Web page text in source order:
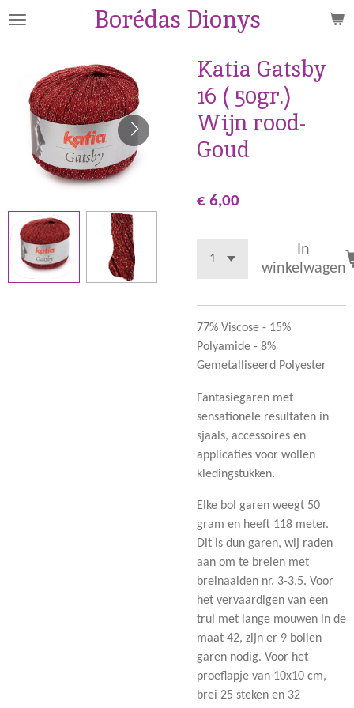
Ga
hoofdinhoud
Borédas Dionys
Katia Gatsby
16 ( 50gr.)
Wijn rood-
Goud
€ 6,00
In
winkelwagen
77% Viscose - 15%
Polyamide - 8%
Gemetalliseerd Polyester
Fantasiegaren met
sensationele resultaten in
sjaals, accessoires en
applicaties voor wollen
kledingstukken.
Elke bol garen weegt 50
gram en heeft 118 meter.
Dit is dun garen, wij raden
aan om te breien met
breinaalden nr. 3-3,5. Voor
het vervaardigen van een
trui met lange mouwen in de
maat 42, zijn er 9 bollen
garen nodig. Voor het
proeflapje van 10x10 cm,
brei 25 steken en 32